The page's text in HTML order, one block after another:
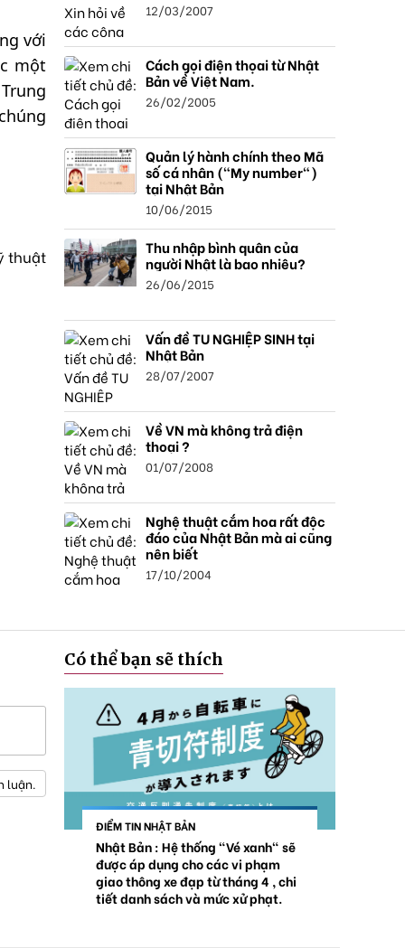
với
một
thuật
12/03/2007
Cách gọi điện thọai từ Nhật
Bản về Việt Nam.
26/02/2005
Quản lý hành chính theo Mã
số cá nhân ("My number")
tại Nhật Bản
10/06/2015
Thu nhập bình quân của
người Nhật là bao nhiêu?
26/06/2015
Vấn đề TU NGHIỆP SINH tại
Nhật Bản
28/07/2007
Về VN mà không trả điện
thoại ?
01/07/2008
Nghệ thuật cắm hoa rất độc
đáo của Nhật Bản mà ai cũng
nên biết
17/10/2004
luận.
Có thể bạn sẽ thích
ĐIỂM TIN NHẬT BẢN
Nhật Bản : Hệ thống "Vé xanh" sẽ
được áp dụng cho các vi phạm
giao thông xe đạp từ tháng 4 , chi
tiết danh sách và mức xử phạt.